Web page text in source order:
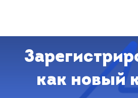
как новый